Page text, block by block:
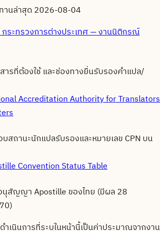
านล่าสุด 2026-08-04
ระทรวงการต่างประเทศ — งานนิติกรณ์
ารที่ต้องใช้ และช่องทางยื่นรับรองคำแปล/
Accreditation Authority for Translators
สถานะนักแปลรับรองและหมายเลข CPN บน
Convention Status Table
นุสัญญา Apostille ของไทย (มีผล 28
ำเนินการที่ระบุในหน้านี้เป็นค่าประมาณจากงาน